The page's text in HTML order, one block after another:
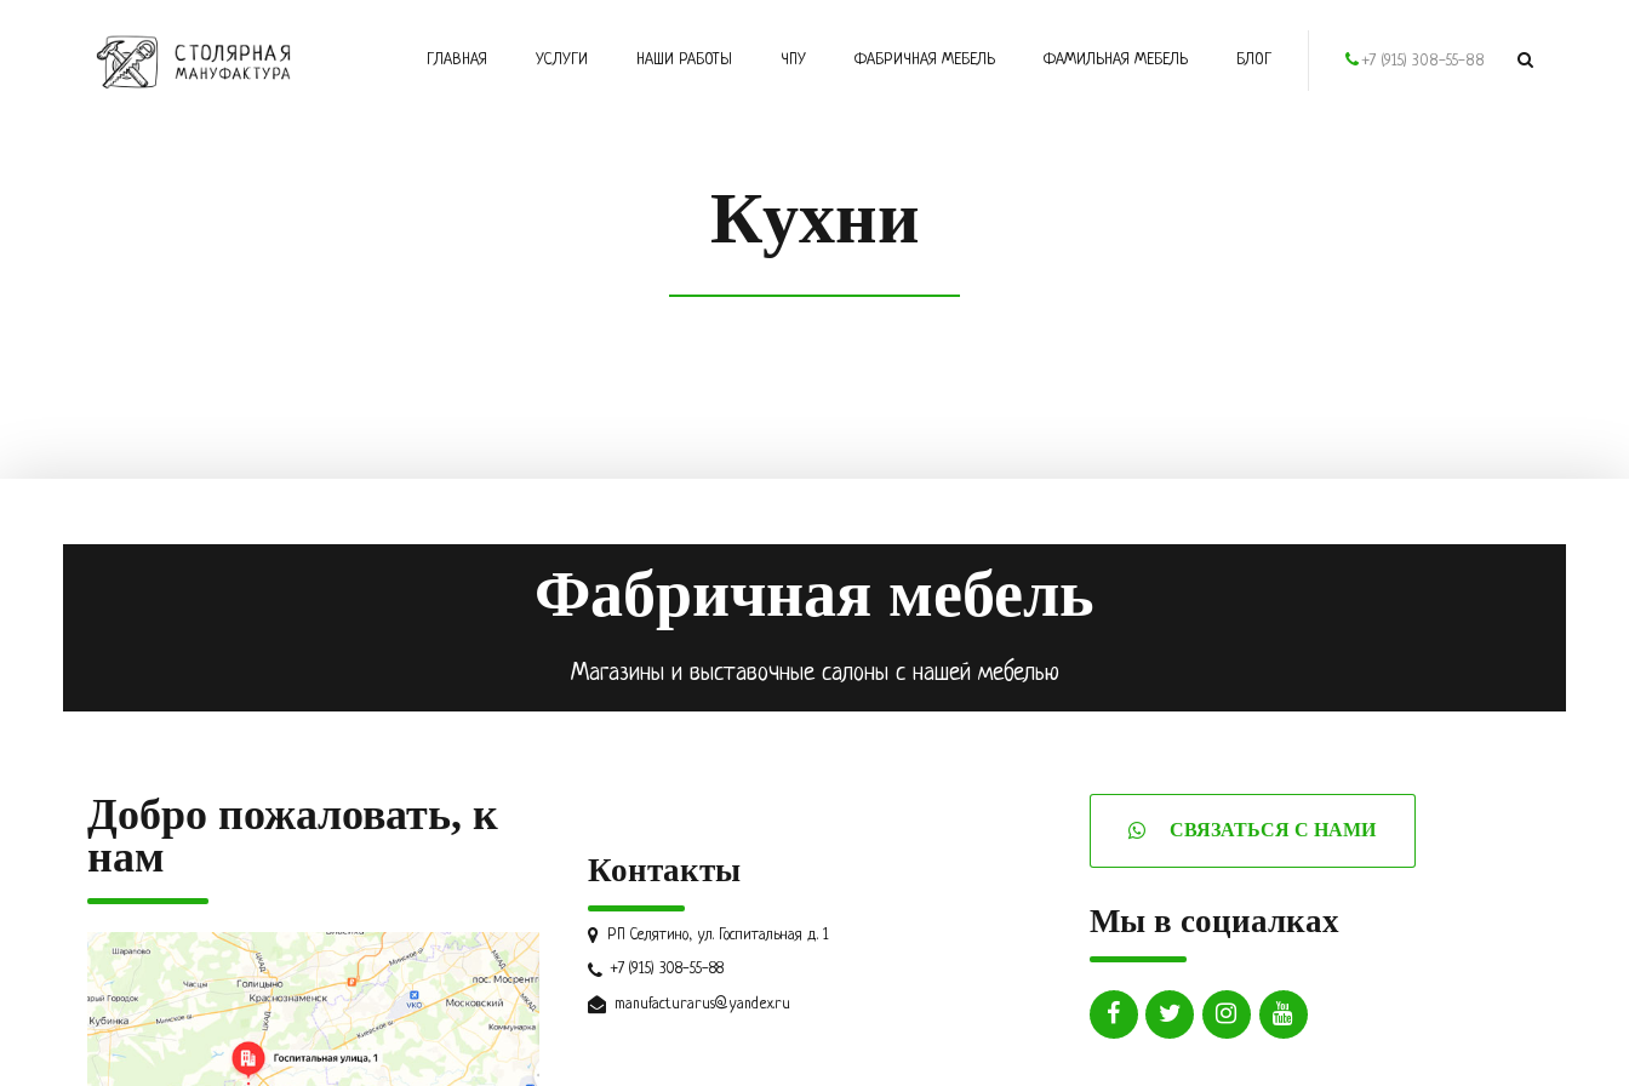
+7 (915) 308-55-88
ГЛАВНАЯ УСЛУГИ НАШИ РАБОТЫ ЧПУ ФАБРИЧНАЯ МЕБЕЛЬ ФАМИЛЬНАЯ МЕБЕЛЬ БЛОГ
Кухни
Фабричная мебель
Магазины и выставочные салоны с нашей мебелью
Добро пожаловать, к
нам
Контакты
РП Селятино, ул. Госпитальная д. 1
+7 (915) 308-55-88
manufacturarus@yandex.ru
СВЯЗАТЬСЯ С НАМИ
Мы в социалках